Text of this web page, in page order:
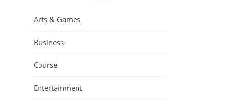
Arts & Games
Business
Course
Entertainment